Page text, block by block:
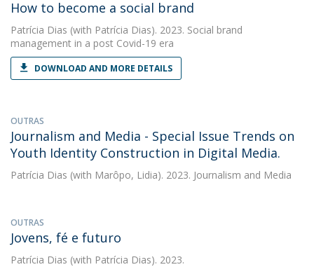
How to become a social brand
Patrícia Dias (with Patrícia Dias). 2023. Social brand
management in a post Covid-19 era
DOWNLOAD AND MORE DETAILS
OUTRAS
Journalism and Media - Special Issue Trends on
Youth Identity Construction in Digital Media.
Patrícia Dias (with Marôpo, Lidia). 2023. Journalism and Media
OUTRAS
Jovens, fé e futuro
Patrícia Dias (with Patrícia Dias). 2023.